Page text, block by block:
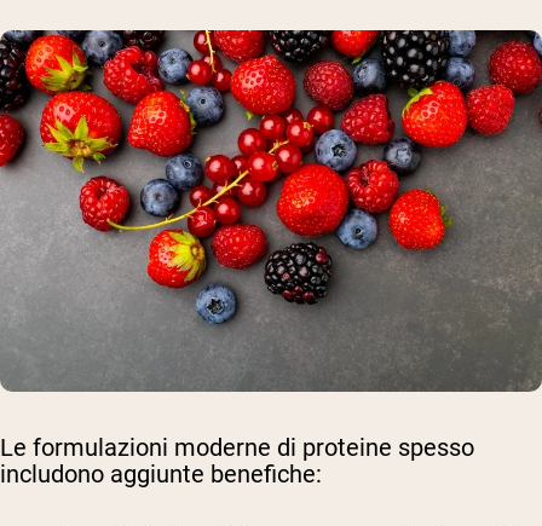
Le formulazioni moderne di proteine spesso
includono aggiunte benefiche: